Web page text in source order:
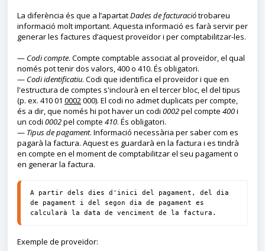
La diferència és que a l’apartatDades de facturaciótrobareu
informació molt important. Aquesta informació es farà servir per
generar les factures d’aquest proveïdor i per comptabilitzar-les.
— Codi compte. Compte comptable associat al proveïdor, el qual
només pot tenir dos valors, 400 o 410. És obligatori.
— Codi identificatiu. Codi que identifica el proveïdor i que en
l'estructura de comptes s'inclourà en el tercer bloc, el del tipus
(p. ex. 410 01 0002000). El codi no admet duplicats per compte,
és a dir, que només hi pot haver un codi 0002pel compte 400i
un codi 0002pel compte 410. És obligatori.
— Tipus de pagament. Informació necessària per saber com es
pagarà la factura. Aquest es guardarà en la factura i es tindrà
en compte en el moment de comptabilitzar el seu pagament o
en generar la factura.
A partir dels dies d'inici del pagament, del dia
de pagament i del segon dia de pagament es
calcularà la data de venciment de la factura.
Exemple de proveïdor: